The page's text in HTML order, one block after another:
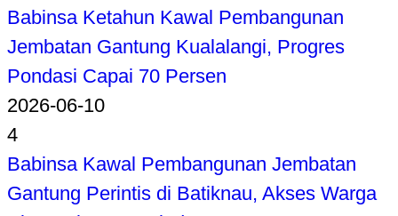
Babinsa Ketahun Kawal Pembangunan
Jembatan Gantung Kualalangi, Progres
Pondasi Capai 70 Persen
2026-06-10
4
Babinsa Kawal Pembangunan Jembatan
Gantung Perintis di Batiknau, Akses Warga